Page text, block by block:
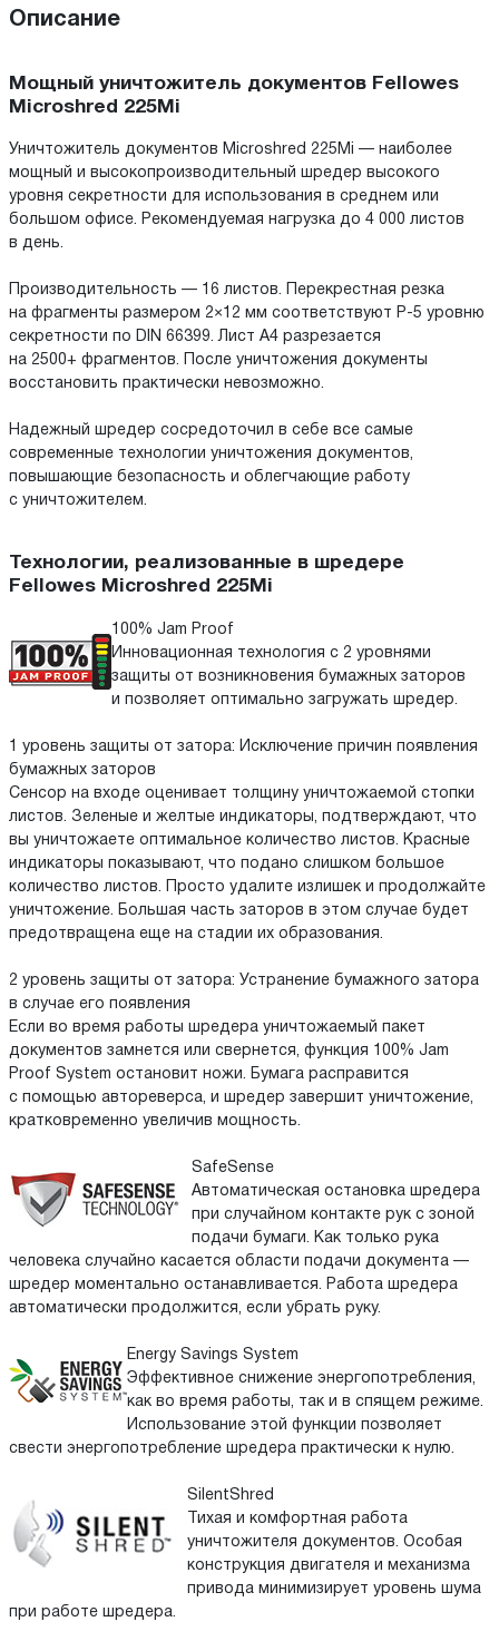
Описание
Мощный уничтожитель документов Fellowes
Microshred 225Mi
Уничтожитель документов Microshred 225Mi — наиболее
мощный и высокопроизводительный шредер высокого
уровня секретности для использования в среднем или
большом офисе. Рекомендуемая нагрузка до 4 000 листов
в день.
Производительность — 16 листов. Перекрестная резка
на фрагменты размером 2×12 мм соответствуют P-5 уровню
секретности по DIN 66399. Лист А4 разрезается
на 2500+ фрагментов. После уничтожения документы
восстановить практически невозможно.
Надежный шредер сосредоточил в себе все самые
современные технологии уничтожения документов,
повышающие безопасность и облегчающие работу
с уничтожителем.
Технологии, реализованные в шредере
Fellowes Microshred 225Mi
100% Jam Proof
Инновационная технология с 2 уровнями
защиты от возникновения бумажных заторов
и позволяет оптимально загружать шредер.
1 уровень защиты от затора: Исключение причин появления
бумажных заторов
Cенсор на входе оценивает толщину уничтожаемой стопки
листов. Зеленые и желтые индикаторы, подтверждают, что
вы уничтожаете оптимальное количество листов. Красные
индикаторы показывают, что подано слишком большое
количество листов. Просто удалите излишек и продолжайте
уничтожение. Большая часть заторов в этом случае будет
предотвращена еще на стадии их образования.
2 уровень защиты от затора: Устранение бумажного затора
в случае его появления
Если во время работы шредера уничтожаемый пакет
документов замнется или свернется, функция 100% Jam
Proof System остановит ножи. Бумага расправится
с помощью автореверса, и шредер завершит уничтожение,
кратковременно увеличив мощность.
SafeSense
Автоматическая остановка шредера
при случайном контакте рук с зоной
подачи бумаги. Как только рука
человека случайно касается области подачи документа —
шредер моментально останавливается. Работа шредера
автоматически продолжится, если убрать руку.
Energy Savings System
Эффективное снижение энергопотребления,
как во время работы, так и в спящем режиме.
Использование этой функции позволяет
свести энергопотребление шредера практически к нулю.
SilentShred
Тихая и комфортная работа
уничтожителя документов. Особая
конструкция двигателя и механизма
привода минимизирует уровень шума
при работе шредера.